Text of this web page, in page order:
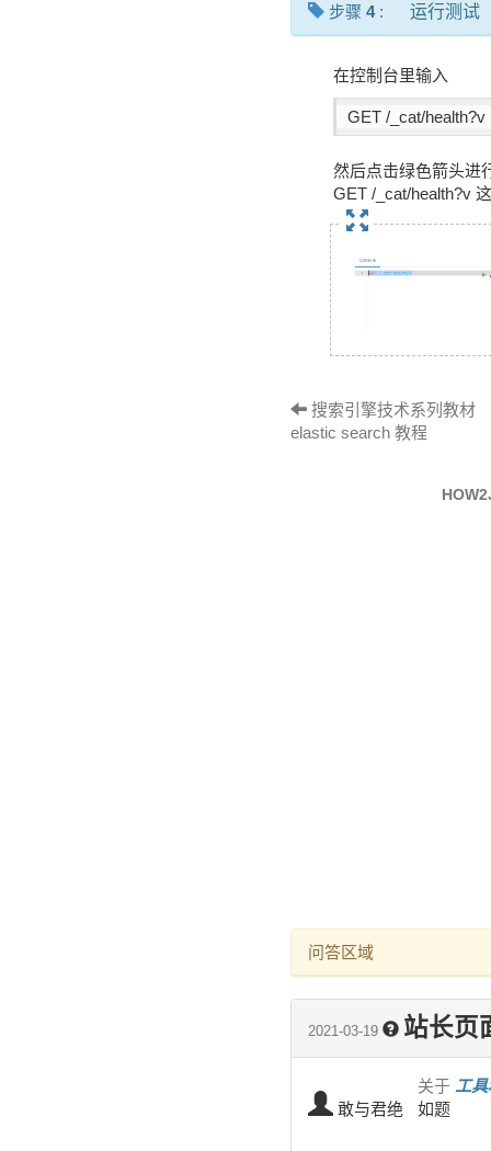
步骤 4: 运行测试
在控制台里输入
GET /_cat/health?v
然后点击绿色箭头进
GET /_cat/health?v
搜索引擎技术系列教材
elastic search 教程
问答区域
2021-03-19 站长页
敢与君绝
关于 工
如题